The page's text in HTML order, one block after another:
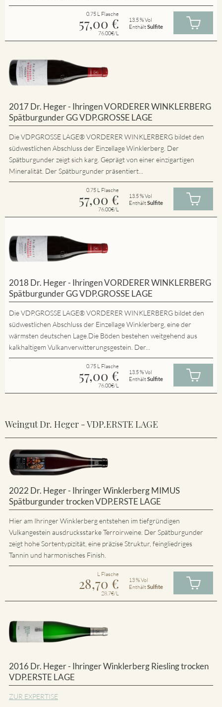
0.75 L Flasche
57,00 €
76.00€/L
13.5 % Vol
EnthältSulfite
2017 Dr. Heger - Ihringen VORDERER WINKLERBERG
Spätburgunder GG VDP.GROSSE LAGE
Die VDP.GROSSE LAGE® VORDERER WINKLERBERG bildet den
südwestlichen Abschluss der Einzellage Winklerberg. Der
Spätburgunder zeigt sich karg. Geprägt von einer einzigartigen
Mineralität. Der Spätburgunder präsentiert...
0.75 L Flasche
57,00 €
76.00€/L
13.5 % Vol
EnthältSulfite
2018 Dr. Heger - Ihringen VORDERER WINKLERBERG
Spätburgunder GG VDP.GROSSE LAGE
Die VDP.GROSSE LAGE® VORDERER WINKLERBERG bildet den
südwestlichen Abschluss der Einzellage Winklerberg, eine der
wärmsten deutschen Lage.Die Böden bestehen weitgehend aus
kalkhaltigem Vulkanverwitterungsgestein. Der...
0.75 L Flasche
57,00 €
76.00€/L
13.5 % Vol
EnthältSulfite
Weingut Dr. Heger - VDP.ERSTE LAGE
2022 Dr. Heger - Ihringer Winklerberg MIMUS
Spätburgunder trocken VDP.ERSTE LAGE
Hier am Ihringer Winklerberg entstehen im tiefgründigen
Vulkangestein ausdrucksstarke Terroirweine. Der Spätburgunder
zeigt hohe Sortentypizität, eine präzise Struktur, feingliedriges
Tannin und harmonisches Finish.
L Flasche
28,70 €
28.7€/L
13 % Vol
EnthältSulfite
2016 Dr. Heger - Ihringer Winklerberg Riesling trocken
VDP.ERSTE LAGE
ZUR EXPERTISE